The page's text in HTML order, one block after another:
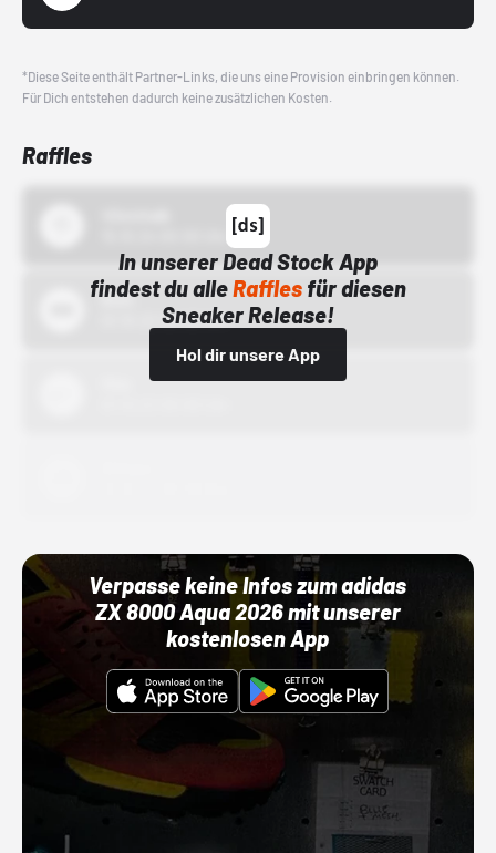
*Diese Seite enthält Partner-Links, die uns eine Provision einbringen können.
Für Dich entstehen dadurch keine zusätzlichen Kosten.
Raffles
In unserer Dead Stock App
findest du alleRafflesfür diesen
Sneaker Release!
Hol dir unsere App
Bstn
01.10.22 00:00 Uhr
Verpasse keine Infos zum adidas
ZX 8000 Aqua 2026 mit unserer
kostenlosen App